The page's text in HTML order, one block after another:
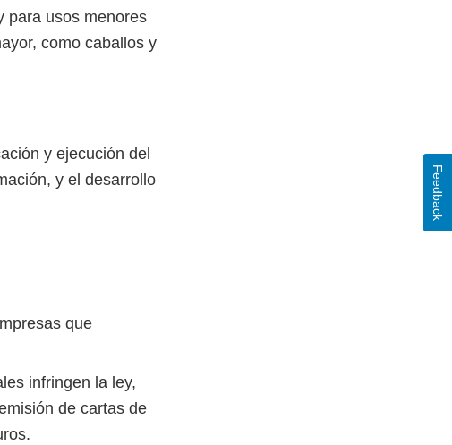
para usos menores
como caballos y
y ejecución del
y el desarrollo
que
infringen la ley,
de cartas de
Feedback